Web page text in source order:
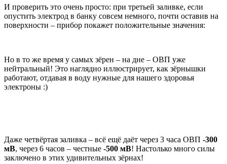
И проверить это очень просто: при третьей заливке, если
опустить электрод в банку совсем немного, почти оставив на
поверхности – прибор покажет положительные значения:
Но в то же время у самых зёрен – на дне – ОВП уже
нейтральный! Это наглядно иллюстрирует, как зёрнышки
работают, отдавая в воду нужные для нашего здоровья
электроны :)
Даже четвёртая заливка – всё ещё даёт через 3 часа ОВП -300
мВ, через 6 часов – честные -500 мВ! Настолько много силы
заключено в этих удивительных зёрнах!